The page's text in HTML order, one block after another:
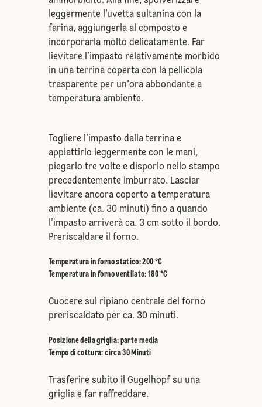
leggermente l’uvetta sultanina con la
farina, aggiungerla al composto e
incorporarla molto delicatamente. Far
lievitare l’impasto relativamente morbido
in una terrina coperta con la pellicola
trasparente per un'ora abbondante a
temperatura ambiente.
Togliere l’impasto dalla terrina e
appiattirlo leggermente con le mani,
piegarlo tre volte e disporlo nello stampo
precedentemente imburrato. Lasciar
lievitare ancora coperto a temperatura
ambiente (ca. 30 minuti) fino a quando
l’impasto arriverà ca. 3 cm sotto il bordo.
Preriscaldare il forno.
Temperatura in forno statico:200 °C
Temperatura in forno ventilato: 180 °C
Cuocere sul ripiano centrale del forno
preriscaldato per ca. 30 minuti.
Posizione della griglia: parte media
Tempo di cottura: circa 30 Minuti
Trasferire subito il Gugelhopf su una
griglia e far raffreddare.